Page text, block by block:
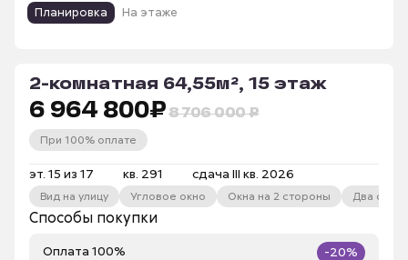
Планировка На этаже
2-комнатная 64,55м², 15 этаж
6 964 800₽ 8 706 000 ₽
При 100% оплате
эт. 15 из 17 кв. 291 сдача III кв. 2026
Вид на улицу Угловое окно Окна на 2 стороны Два
Способы покупки
Оплата 100% -20%